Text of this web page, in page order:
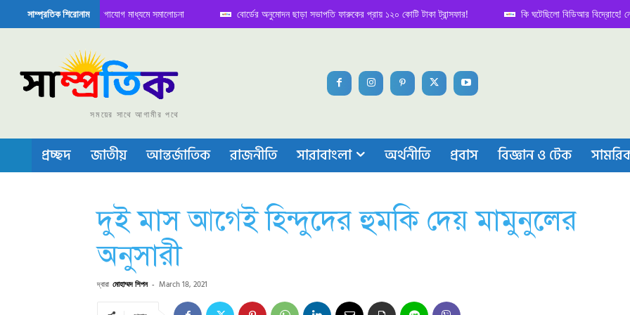
সাম্প্রতিক শিরোনাম
বৈঠক নিয়ে সামাজিক যোগাযোগ মাধ্যমে সমালোচনা বোর্ডের অনুমোদন ছাড়া সভাপতি ফারুকের প্রায় ১২০ কোটি টাকা ট্রান্সফার! কি ঘটেছিলো বিডিআর বিদ্রোহে! নেপথ্য
বা চীপ তৈরিতে নিজের শক্ত অবস্থান জানান দিচ্ছে চীন
সময়ের সাথে আগামীর পথে
প্রচ্ছদ জাতীয় আন্তর্জাতিক রাজনীতি সারাবাংলা অর্থনীতি প্রবাস বিজ্ঞান ও টেক
দুই মাস আগেই হিন্দুদের হুমকি দেয় মামুনুলের
অনুসারী
দ্বারা মোহাম্মদ শিপন - March 18, 2021